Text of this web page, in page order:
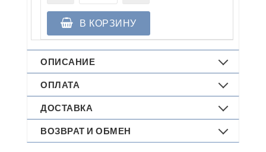
В КОРЗИНУ
ОПИСАНИЕ
ОПЛАТА
ДОСТАВКА
ВОЗВРАТ И ОБМЕН